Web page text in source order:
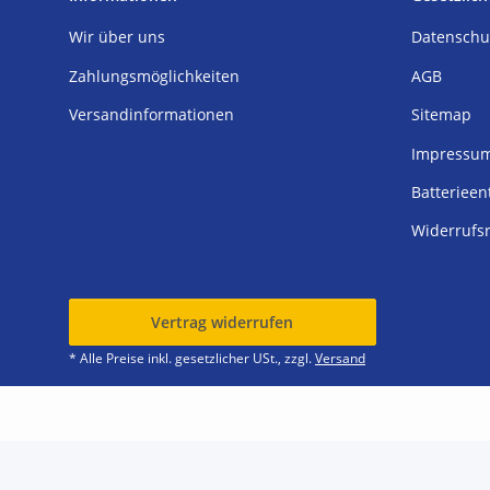
Wir über uns
Zahlungsmöglichkeiten
Versandinformationen
AGB
Sitemap
Vertrag widerrufen
* Alle Preise inkl. gesetzlicher USt., zzgl.Versand